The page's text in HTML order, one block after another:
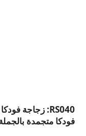
فودكا متجمدة